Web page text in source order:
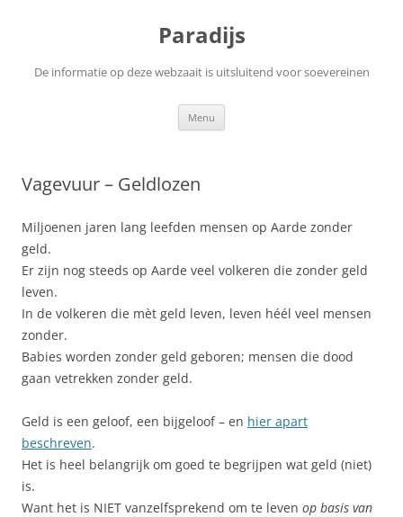
Paradijs
De informatie op deze webzaait is uitsluitend voor soevereinen
Menu
Vagevuur – Geldlozen
Miljoenen jaren lang leefden mensen op Aarde zonder
geld.
Er zijn nog steeds op Aarde veel volkeren die zonder geld
leven.
In de volkeren die mèt geld leven, leven héél veel mensen
zonder.
Babies worden zonder geld geboren; mensen die dood
gaan vetrekken zonder geld.
Geld is een geloof, een bijgeloof – en hier apart
beschreven.
Het is heel belangrijk om goed te begrijpen wat geld (niet)
is.
Want het is NIET vanzelfsprekend om te leven op basis van